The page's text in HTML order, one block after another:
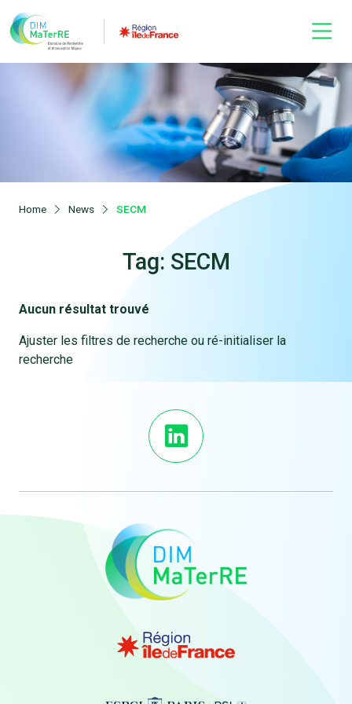
Home News SECM
Tag: SECM
Aucun résultat trouvé
Ajuster les filtres de recherche ou ré-initialiser la
recherche